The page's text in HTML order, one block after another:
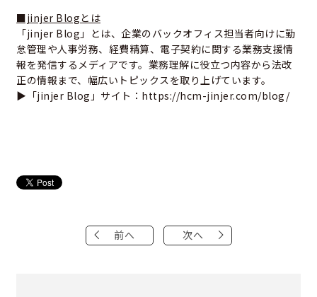
■jinjer Blogとは
「jinjer Blog」とは、企業のバックオフィス担当者向けに勤
怠管理や人事労務、経費精算、電子契約に関する業務支援情
報を発信するメディアです。業務理解に役立つ内容から法改
正の情報まで、幅広いトピックスを取り上げています。
▶「jinjer Blog」サイト： https://hcm-jinjer.com/blog/
前へ 次へ